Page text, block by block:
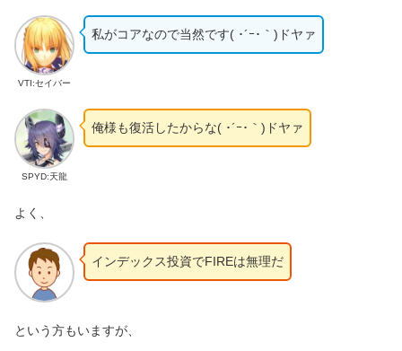
VTI:セイバー
私がコアなので当然です( ･´ｰ･｀)ドヤァ
SPYD:天龍
俺様も復活したからな( ･´ｰ･｀)ドヤァ
よく、
インデックス投資でFIREは無理だ
という方もいますが、